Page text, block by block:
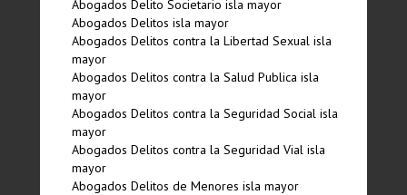
Abogados Delito Societario isla mayor
Abogados Delitos isla mayor
Abogados Delitos contra la Libertad Sexual isla
mayor
Abogados Delitos contra la Salud Publica isla
mayor
Abogados Delitos contra la Seguridad Social isla
mayor
Abogados Delitos contra la Seguridad Vial isla
mayor
Abogados Delitos de Menores isla mayor